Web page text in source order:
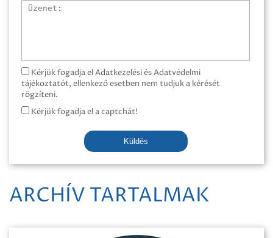
Üzenet
Kérjük fogadja el Adatkezelési és Adatvédelmi
tájékoztatót, ellenkező esetben nem tudjuk a kérését
rögzíteni.
Kérjük fogadja el a captchát!
Küldés
ARCHÍV TARTALMAK